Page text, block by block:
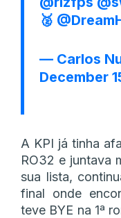
🥈
— Carlos
December
A KPI já tinha
RO32 e juntava
sua lista,
final onde
teve BYE na 1ª